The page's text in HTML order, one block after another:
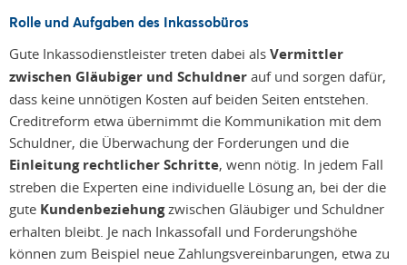
Rolle und Aufgaben des Inkassobüros
Gute Inkassodienstleister treten dabei als Vermittler
zwischen Gläubiger und Schuldner auf und sorgen dafür,
dass keine unnötigen Kosten auf beiden Seiten entstehen.
Creditreform etwa übernimmt die Kommunikation mit dem
Schuldner, die Überwachung der Forderungen und die
Einleitung rechtlicher Schritte, wenn nötig. In jedem Fall
streben die Experten eine individuelle Lösung an, bei der die
gute Kundenbeziehungzwischen Gläubiger und Schuldner
erhalten bleibt. Je nach Inkassofall und Forderungshöhe
können zum Beispiel neue Zahlungsvereinbarungen, etwa zu